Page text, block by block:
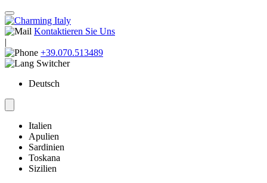
Kontaktieren Sie Uns
|
+39.070.513489
Deutsch
Italien
Apulien
Sardinien
Toskana
Sizilien